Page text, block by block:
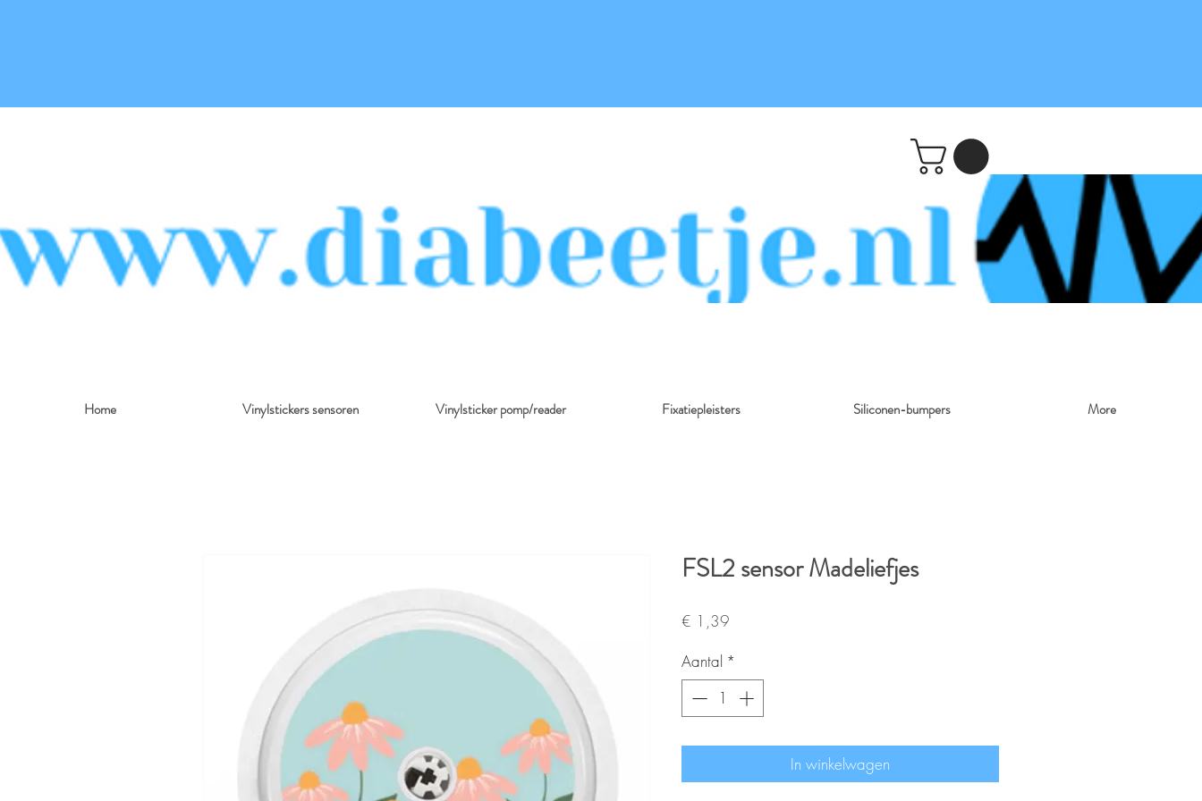
Home Vinylstickers sensoren Vinylsticker pomp/reader Fixatiepleisters Siliconen-bumpers More
FSL2 sensor Madeliefjes
€ 1,39
Aantal *
In winkelwagen